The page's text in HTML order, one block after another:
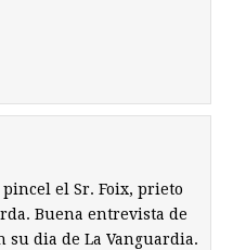
el Sr. Foix, prieto
Buena entrevista de
dia de La Vanguardia.